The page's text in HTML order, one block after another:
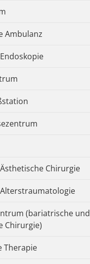
Ambulanz
Chirurgie
(bariatrische und
Chirurgie)
Therapie